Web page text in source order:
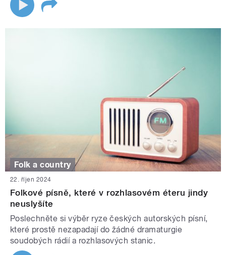
Folk a country
22. říjen 2024
Folkové písně, které v rozhlasovém éteru jindy
neuslyšíte
Poslechněte si výběr ryze českých autorských písní,
které prostě nezapadají do žádné dramaturgie
soudobých rádií a rozhlasových stanic.